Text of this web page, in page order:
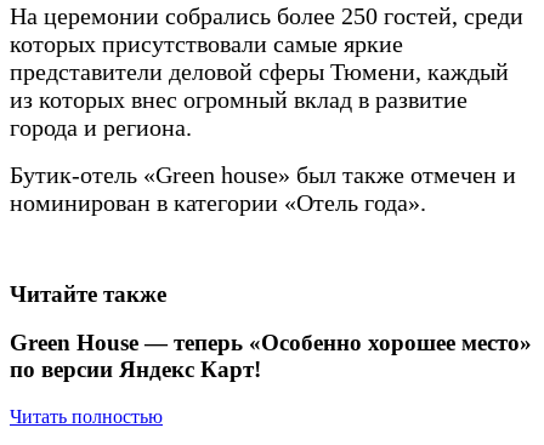
На церемонии собрались более 250 гостей, среди
которых присутствовали самые яркие
представители деловой сферы Тюмени, каждый
из которых внес огромный вклад в развитие
города и региона.
Бутик-отель «Green house» был также отмечен и
номинирован в категории «Отель года».
Читайте также
Green House — теперь «Особенно хорошее место»
по версии Яндекс Карт!
Читать полностью